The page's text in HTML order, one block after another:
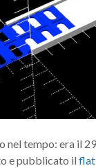
nel tempo: era il
e pubblicato il flat